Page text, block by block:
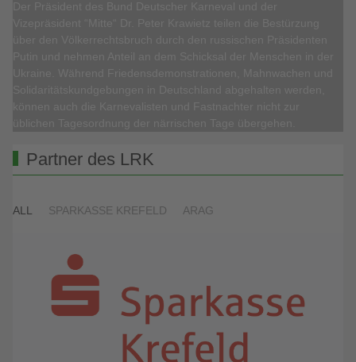
Partner des LRK
ALL SPARKASSE KREFELD ARAG